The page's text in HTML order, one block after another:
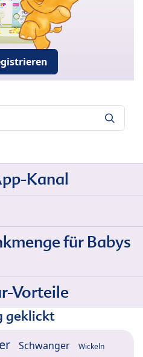
Kanal
für Babys
Vorteile
geklickt
Schwanger Wickeln